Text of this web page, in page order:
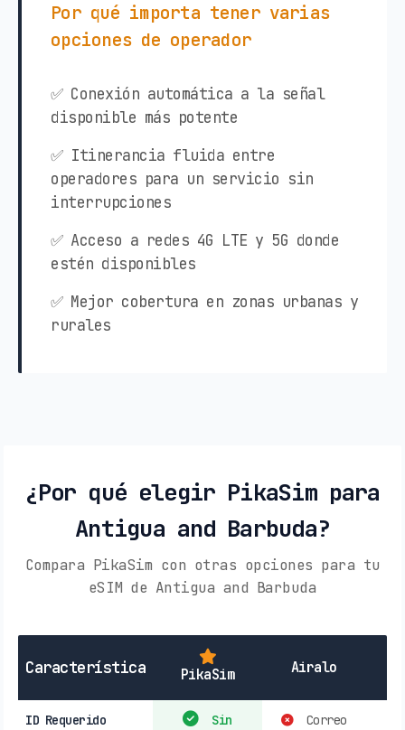
Por qué importa tener varias
opciones de operador
✅ Conexión automática a la señal
disponible más potente
✅ Itinerancia fluida entre
operadores para un servicio sin
interrupciones
✅ Acceso a redes 4G LTE y 5G donde
estén disponibles
✅ Mejor cobertura en zonas urbanas y
rurales
¿Por qué elegir PikaSim para
Antigua and Barbuda?
Compara PikaSim con otras opciones para tu
eSIM de Antigua and Barbuda
Característica PikaSim Airalo
ID Requerido
Sin
Correo